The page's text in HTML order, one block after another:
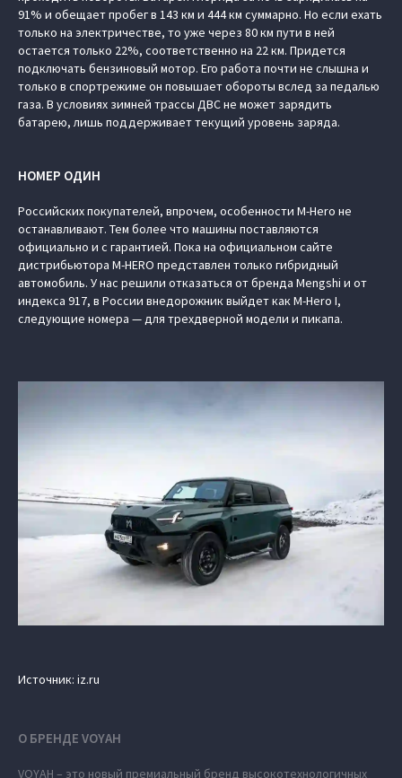
91% и обещает пробег в 143 км и 444 км суммарно. Но если ехать
только на электричестве, то уже через 80 км пути в ней
остается только 22%, соответственно на 22 км. Придется
подключать бензиновый мотор. Его работа почти не слышна и
только в спортрежиме он повышает обороты вслед за педалью
газа. В условиях зимней трассы ДВС не может зарядить
батарею, лишь поддерживает текущий уровень заряда.
НОМЕР ОДИН
Российских покупателей, впрочем, особенности M-Hero не
останавливают. Тем более что машины поставляются
официально и с гарантией. Пока на официальном сайте
дистрибьютора M-HERO представлен только гибридный
автомобиль. У нас решили отказаться от бренда Mengshi и от
индекса 917, в России внедорожник выйдет как M-Hero I,
следующие номера — для трехдверной модели и пикапа.
Источник: iz.ru
О БРЕНДЕ VOYAH
VOYAH – это новый премиальный бренд высокотехнологичных